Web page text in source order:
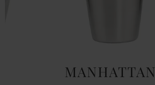
MANHATTAN